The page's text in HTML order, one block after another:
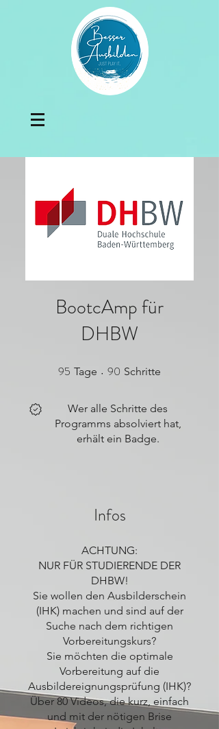
BootcAmp für
DHBW
95 Tage 95 Tage
90 Schritte
Wer alle Schritte des
Programms absolviert hat,
erhält ein Badge.
Infos
ACHTUNG:
NUR FÜR STUDIERENDE DER
DHBW!
Sie wollen den Ausbilderschein
(IHK) machen und sind auf der
Suche nach dem richtigen
Vorbereitungskurs?
Sie möchten die optimale
Vorbereitung auf die
Ausbildereignungsprüfung (IHK)?
Über 80 Videos, die kurz, einfach
und mit der nötigen Brise